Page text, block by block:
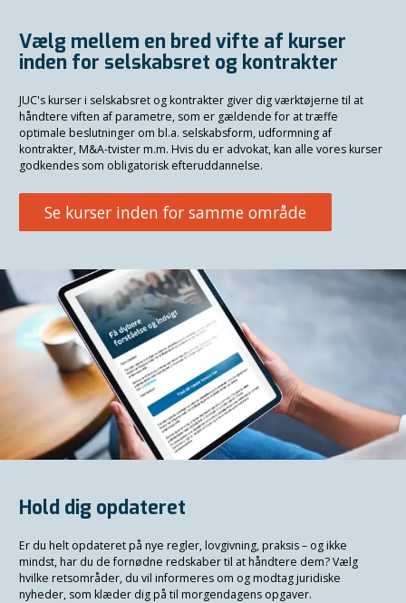
Vælg mellem en bred vifte af kurser
inden for selskabsret og kontrakter
JUC's kurser i selskabsret og kontrakter giver dig værktøjerne til at
håndtere viften af parametre, som er gældende for at træffe
optimale beslutninger om bl.a. selskabsform, udformning af
kontrakter, M&A-tvister m.m. Hvis du er advokat, kan alle vores kurser
godkendes som obligatorisk efteruddannelse.
Se kurser inden for samme område
Hold dig opdateret
Er du helt opdateret på nye regler, lovgivning, praksis – og ikke
mindst, har du de fornødne redskaber til at håndtere dem? Vælg
hvilke retsområder, du vil informeres om og modtag juridiske
nyheder, som klæder dig på til morgendagens opgaver.